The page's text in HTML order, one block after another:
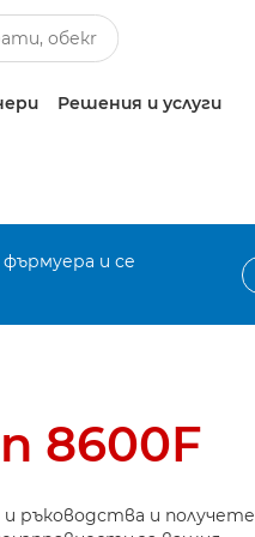
Решения и услуги
и се
8600F
ръководства и получете